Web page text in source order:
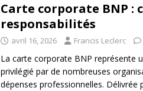
Carte corporate BNP :
responsabilités
avril 16, 2026 Francis Leclerc
La carte corporate BNP représente
privilégié par de nombreuses
dépenses professionnelles. Délivrée